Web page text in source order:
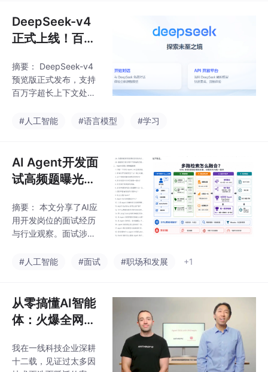
aw作为业
立"场景+目标+要求"的
三要素输入思维；2）运
用拆解需求、添加约
精修方法；3）通过流
程拆分处理复杂需求；
4）采用反馈迭代优化
私保护和内容合规。深
DeepSeek-v4
正式上线！百万
国产大模型再进
一步，性价比超
摘要： DeepSeek-v4
预览版正式发布，支持
百万字超长上下文处
论文研究。性能较前代
方适配Claude Code、
OpenClaw等主流Agen
t工具，API接口需调整
ude的几十分之一，性
价比突出。目前官网提
供免费体验，但未包含
指出，AI领域人才需求
#人工智能 #语言模型 #学习
AI Agent开发面
试高频题曝光！
炼，助你拿下Of
fer！
摘要： 本文分享了AI应
用开发岗位的面试经历
与行业观察。面试涉及
提取、文档结构优化、
积极反馈。当前AI行业
招聘呈现两极分化：初
级岗位要求趋近高级岗
且外包岗位居多，市场
门槛提高。同时，文章
#人工智能 #面试 #职场和发展 +1
从零搞懂AI智能
体：火爆全网的
il》
我在一线科技企业深耕
十二载，见证过太多因